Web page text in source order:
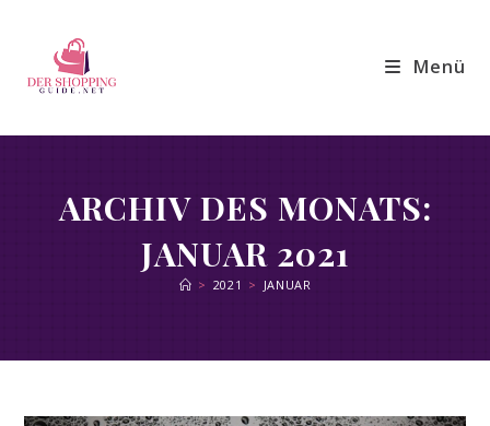
springen
Menü
ARCHIV DES MONATS:
JANUAR 2021
> 2021 > JANUAR